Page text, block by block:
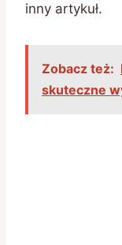
inny artykuł.
Zobacz też:
skuteczne